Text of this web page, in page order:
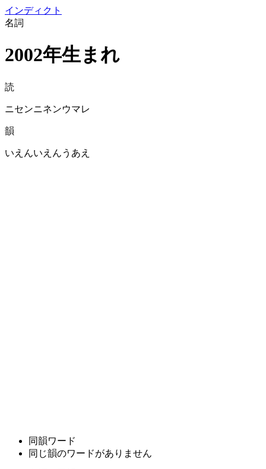
インディクト
名詞
2002年生まれ
読
ニセンニネンウマレ
韻
いえんいえんうあえ
同韻ワード
同じ韻のワードがありません